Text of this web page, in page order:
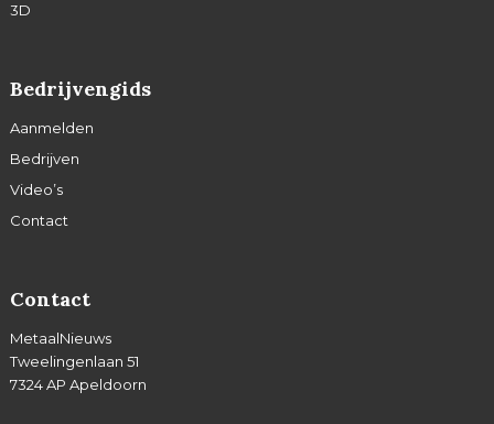
3D
Bedrijvengids
Aanmelden
Bedrijven
Video’s
Contact
Contact
MetaalNieuws
Tweelingenlaan 51
7324 AP Apeldoorn